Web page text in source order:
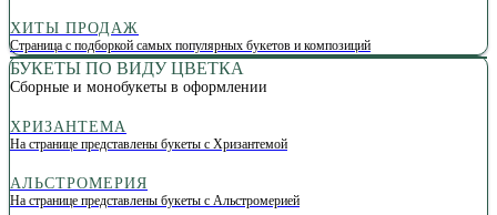
ХИТЫ ПРОДАЖ
Страница с подборкой самых популярных букетов и композиций
БУКЕТЫ ПО ВИДУ ЦВЕТКА
Сборные и монобукеты в оформлении
ХРИЗАНТЕМА
На странице представлены букеты с Хризантемой
АЛЬСТРОМЕРИЯ
На странице представлены букеты с Альстромерией